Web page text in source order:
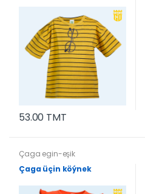
53.00 TMT
Çaga egin-eşik
Çaga üçin köýnek